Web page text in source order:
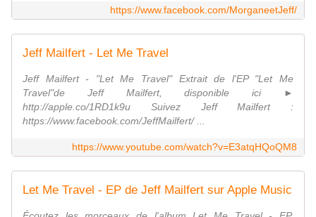
https://www.facebook.com/MorganeetJeff/
Jeff Mailfert - Let Me Travel
Jeff Mailfert - "Let Me Travel" Extrait de l'EP "Let Me
Travel"de Jeff Mailfert, disponible ici ►
http://apple.co/1RD1k9u Suivez Jeff Mailfert :
https://www.facebook.com/JeffMailfert/ ...
https://www.youtube.com/watch?v=E3atqHQoQM8
Let Me Travel - EP de Jeff Mailfert sur Apple Music